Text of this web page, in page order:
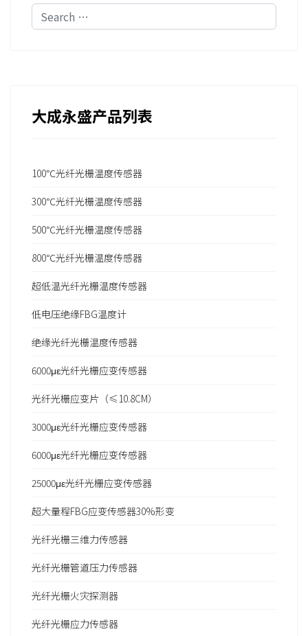
Search
大成永盛产品列表
100℃光纤光栅温度传感器
300℃光纤光栅温度传感器
500℃光纤光栅温度传感器
800℃光纤光栅温度传感器
超低温光纤光栅温度传感器
低电压绝缘FBG温度计
绝缘光纤光栅温度传感器
6000με光纤光栅应变传感器
光纤光栅应变片（≤10.8CM）
3000με光纤光栅应变传感器
6000με光纤光栅应变传感器
25000με光纤光栅应变传感器
超大量程FBG应变传感器30%形变
光纤光栅三维力传感器
光纤光栅管道压力传感器
光纤光栅火灾探测器
光纤光栅应力传感器